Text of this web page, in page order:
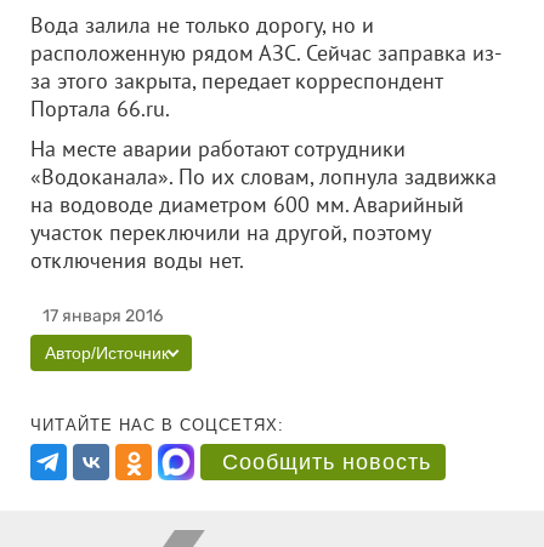
Вода залила не только дорогу, но и
расположенную рядом АЗС. Сейчас заправка из-
за этого закрыта, передает корреспондент
Портала 66.ru.
На месте аварии работают сотрудники
«Водоканала». По их словам, лопнула задвижка
на водоводе диаметром 600 мм. Аварийный
участок переключили на другой, поэтому
отключения воды нет.
17 января 2016
Автор/Источник
ЧИТАЙТЕ НАС В СОЦСЕТЯХ:
Сообщить новость